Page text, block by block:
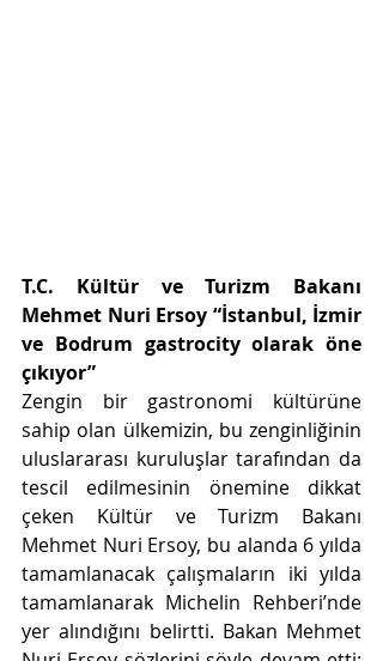
T.C. Kültür ve Turizm Bakanı
Mehmet Nuri Ersoy “İstanbul, İzmir
ve Bodrum gastrocity olarak öne
çıkıyor”
Zengin bir gastronomi kültürüne
sahip olan ülkemizin, bu zenginliğinin
uluslararası kuruluşlar tarafından da
tescil edilmesinin önemine dikkat
çeken Kültür ve Turizm Bakanı
Mehmet Nuri Ersoy, bu alanda 6 yılda
tamamlanacak çalışmaların iki yılda
tamamlanarak Michelin Rehberi’nde
yer alındığını belirtti. Bakan Mehmet